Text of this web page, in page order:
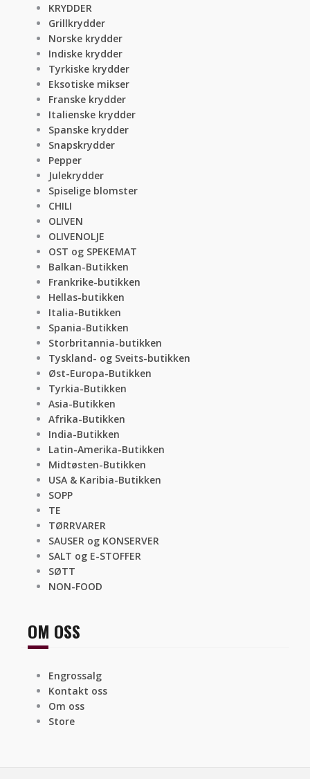
KRYDDER
Grillkrydder
Norske krydder
Indiske krydder
Tyrkiske krydder
Eksotiske mikser
Franske krydder
Italienske krydder
Spanske krydder
Snapskrydder
Pepper
Julekrydder
Spiselige blomster
CHILI
OLIVEN
OLIVENOLJE
OST og SPEKEMAT
Balkan-Butikken
Frankrike-butikken
Hellas-butikken
Italia-Butikken
Spania-Butikken
Storbritannia-butikken
Tyskland- og Sveits-butikken
Øst-Europa-Butikken
Tyrkia-Butikken
Asia-Butikken
Afrika-Butikken
India-Butikken
Latin-Amerika-Butikken
Midtøsten-Butikken
USA & Karibia-Butikken
SOPP
TE
TØRRVARER
SAUSER og KONSERVER
SALT og E-STOFFER
SØTT
NON-FOOD
OM OSS
Engrossalg
Kontakt oss
Om oss
Store